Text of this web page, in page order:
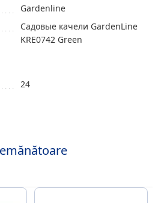
Gardenline
Садовые качели GardenLine
KRE0742 Green
24